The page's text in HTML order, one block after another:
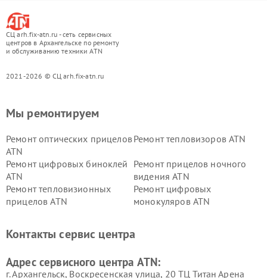
СЦ arh.fix-atn.ru - сеть сервисных
центров в Архангельске по ремонту
и обслуживанию техники ATN
2021-2026 © СЦ arh.fix-atn.ru
Мы ремонтируем
Ремонт оптических прицелов
ATN
Ремонт тепловизоров ATN
Ремонт цифровых биноклей
ATN
Ремонт прицелов ночного
видения ATN
Ремонт тепловизионных
прицелов ATN
Ремонт цифровых
монокуляров ATN
Контакты сервис центра
Адрес сервисного центра ATN:
г. Архангельск, Воскресенская улица, 20 ТЦ Титан Арена